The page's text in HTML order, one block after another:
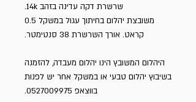
שרשרת דקה עדינה בזהב 14k.
משובצת יהלום בחיתוך עגול במשקל 0.5
קראט. אורך השרשרת 38 סנטימטר.
היהלום המשובץ הינו יהלום מעבדה, להזמנה
בשיבוץ יהלום טבעי או במשקל אחר יש לפנות
בווצאפ 0527009975.